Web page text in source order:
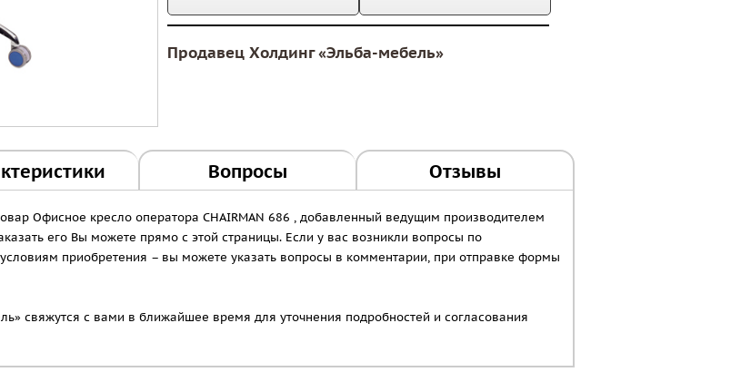
Продавец Холдинг «Эльба-мебель»
Вопросы Отзывы
Офисное кресло оператора CHAIRMAN 686 , добавленный ведущим производителем
его Вы можете прямо с этой страницы. Если у вас возникли вопросы по
условиям приобретения – вы можете указать вопросы в комментарии, при отправке формы
свяжутся с вами в ближайшее время для уточнения подробностей и согласования